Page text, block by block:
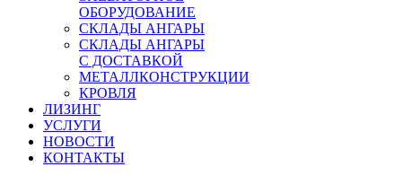
ОБОРУДОВАНИЕ
СКЛАДЫ АНГАРЫ
СКЛАДЫ АНГАРЫ
С ДОСТАВКОЙ
МЕТАЛЛКОНСТРУКЦИИ
КРОВЛЯ
ЛИЗИНГ
УСЛУГИ
НОВОСТИ
КОНТАКТЫ